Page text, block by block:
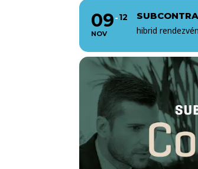
09
NOV
12
hibrid